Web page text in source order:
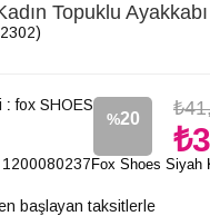
Topuklu
: fox SHOES
%20
İndirim
1200080237
başlayan taksitlerle
Fox Shoes Siyah